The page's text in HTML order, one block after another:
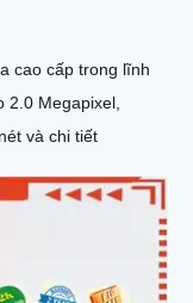
cao cấp trong lĩnh
và chi tiết